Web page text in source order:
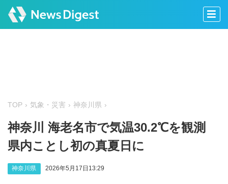
TOP 気象・災害 神奈川県
神奈川 海老名市で気温30.2℃を観測
県内ことし初の真夏日に
神奈川県 2026年5月17日13:29